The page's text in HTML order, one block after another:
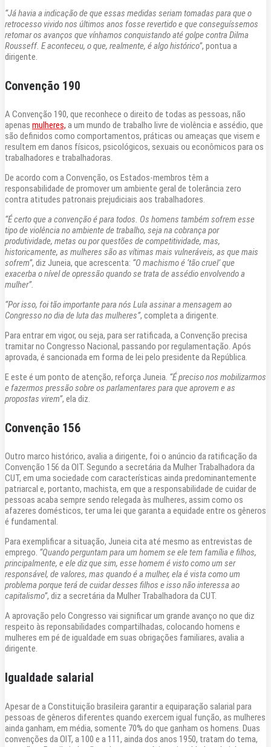
“Já havia a indicação de que essas medidas seriam tomadas para que o
retrocesso vivido nos últimos anos fosse revertido e que conseguíssemos
retomar os avanços que vínhamos conquistando até golpe contra Dilma
Rousseff. E aconteceu, o que, realmente, é algo histórico”, pontua a
dirigente.
Convenção 190
A Convenção 190, que reconhece o direito de todas as pessoas, não
apenas mulheres, a um mundo de trabalho livre de violência e assédio, que
são definidos como comportamentos, práticas ou ameaças que visem e
resultem em danos físicos, psicológicos, sexuais ou econômicos para os
trabalhadores e trabalhadoras.
De acordo com a Convenção, os Estados-membros têm a
responsabilidade de promover um ambiente geral de tolerância zero
contra atitudes patronais prejudiciais aos trabalhadores.
“É certo que a convenção é para todos. Os homens também sofrem esse
tipo de violência no ambiente de trabalho, seja na cobrança por
produtividade, metas ou por questões de competitividade, mas,
historicamente, as mulheres são as vítimas mais vulneráveis, as que mais
sofrem”, diz Juneia, que acrescenta: “O machismo é ‘tão cruel’ que
exacerba o nível de opressão quando se trata de assédio envolvendo a
mulher”.
“Por isso, foi tão importante para nós Lula assinar a mensagem ao
Congresso no dia de luta das mulheres”, completa a dirigente.
Para entrar em vigor, ou seja, para ser ratificada, a Convenção precisa
tramitar no Congresso Nacional, passando por regulamentação. Após
aprovada, é sancionada em forma de lei pelo presidente da República.
E este é um ponto de atenção, reforça Juneia. “É preciso nos mobilizarmos
e fazermos pressão sobre os parlamentares para que aprovem e as
propostas virem”, ela diz.
Convenção 156
Outro marco histórico, avalia a dirigente, foi o anúncio da ratificação da
Convenção 156 da OIT. Segundo a secretária da Mulher Trabalhadora da
CUT, em uma sociedade com características ainda predominantemente
patriarcal e, portanto, machista, em que a responsabilidade de cuidar de
pessoas acaba sempre sendo relegada às mulheres, assim como os
afazeres domésticos, ter uma lei que garanta a equidade entre os gêneros
é fundamental.
Para exemplificar a situação, Juneia cita até mesmo as entrevistas de
emprego. “Quando perguntam para um homem se ele tem família e filhos,
principalmente, e ele diz que sim, esse homem é visto como um ser
responsável, de valores, mas quando é a mulher, ela é vista como um
problema porque terá de cuidar desses filhos e isso não interessa ao
capitalismo”, diz a secretária da Mulher Trabalhadora da CUT.
A aprovação pelo Congresso vai significar um grande avanço no que diz
respeito às reponsabilidades compartilhadas, colocando homens e
mulheres em pé de igualdade em suas obrigações familiares, avalia a
dirigente.
Igualdade salarial
Apesar de a Constituição brasileira garantir a equiparação salarial para
pessoas de gêneros diferentes quando exercem igual função, as mulheres
ainda ganham, em média, somente 70% do que ganham os homens. Duas
convenções da OIT, a 100 e a 111, ainda dos anos 1950, tratam do tema,